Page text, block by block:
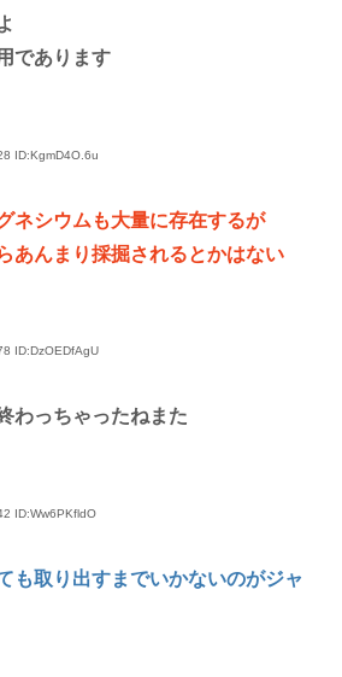
であります
ID:KgmD4O.6u
ネシウムも大量に存在するが
あんまり採掘されるとかはない
ID:DzOEDfAgU
わっちゃったねまた
ID:Ww6PKfldO
も取り出すまでいかないのがジャ